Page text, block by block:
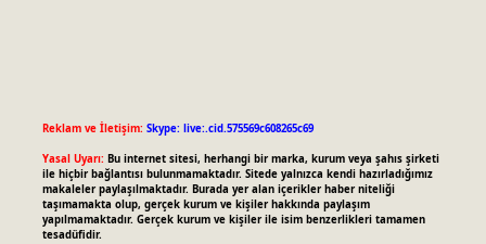
Reklam ve İletişim: Skype: live:.cid.575569c608265c69
Yasal Uyarı: Bu internet sitesi, herhangi bir marka, kurum veya şahıs şirketi
ile hiçbir bağlantısı bulunmamaktadır. Sitede yalnızca kendi hazırladığımız
makaleler paylaşılmaktadır. Burada yer alan içerikler haber niteliği
taşımamakta olup, gerçek kurum ve kişiler hakkında paylaşım
yapılmamaktadır. Gerçek kurum ve kişiler ile isim benzerlikleri tamamen
tesadüfidir.